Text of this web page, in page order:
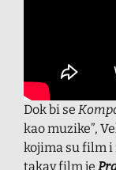
Dok bi se
kao muzike”,
kojima su film i
takav film je